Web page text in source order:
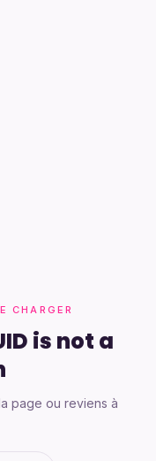
CHARGER
is not a
page ou reviens à